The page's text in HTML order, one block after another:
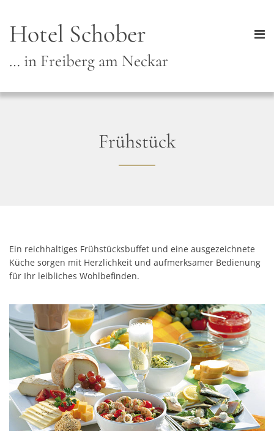
Hotel Schober
… in Freiberg am Neckar
Frühstück
Ein reichhaltiges Frühstücksbuffet und eine ausgezeichnete
Küche sorgen mit Herzlichkeit und aufmerksamer Bedienung
für Ihr leibliches Wohlbefinden.